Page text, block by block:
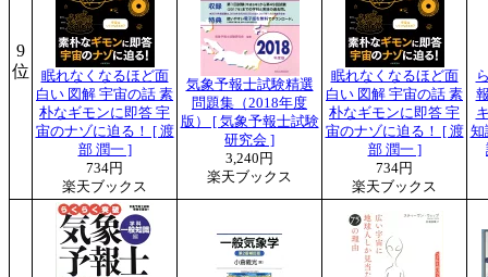
9
位
眠れなくなるほど面
白い 図解 宇宙の話 素
朴なギモンに即答 宇
宙のナゾに迫る！ [ 渡
部 潤一 ]
734円
楽天ブックス
気象予報士試験精選
問題集（2018年度
版） [ 気象予報士試験
研究会 ]
3,240円
楽天ブックス
眠れなくなるほど面
白い 図解 宇宙の話 素
朴なギモンに即答 宇
宙のナゾに迫る！ [ 渡
部 潤一 ]
734円
楽天ブックス
知